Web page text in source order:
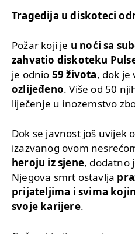
Tragedija u diskoteci
Požar koji je u noći sa
zahvatio diskoteku
je odnio 59 života, dok je
ozlijeđeno. Više od 50
liječenje u inozemstvo
Dok se javnost još uvijek
izazvanog ovom
heroju iz sjene, dodatno
Njegova smrt ostavlja
prijateljima i svima
svoje karijere.